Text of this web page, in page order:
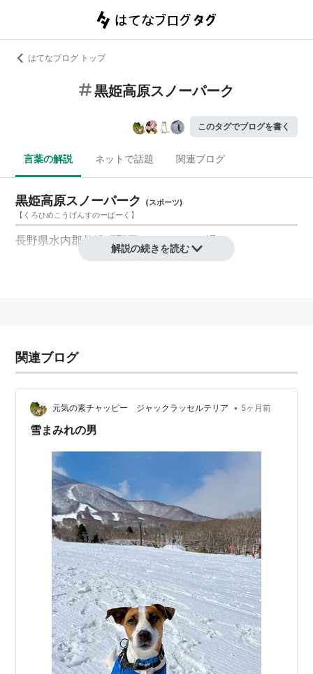
はてなブログ トップ
黒姫高原スノーパーク
このタグでブログを書く
言葉の解説 ネットで話題 関連ブログ
黒姫高原スノーパーク (スポーツ)
【 くろひめこうげんすのーぱーく 】
長野県水内郡信濃町野尻にあるスキー場。
解説の続きを読む
関連ブログ
元気の素チャッピー ジャックラッセルテリア • 5ヶ月前
雪まみれの男